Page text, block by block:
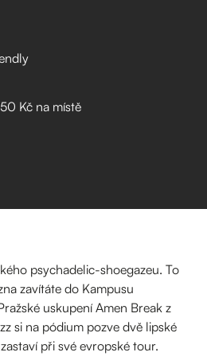
Kč na místě
psychadelic-shoegazeu. To
zavítáte do Kampusu
uskupení Amen Break z
si na pódium pozve dvě lipské
při své evropské tour.